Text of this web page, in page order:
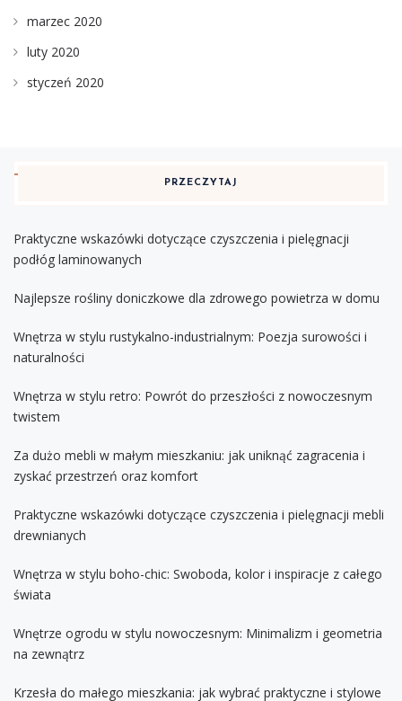
marzec 2020
luty 2020
styczeń 2020
PRZECZYTAJ
Praktyczne wskazówki dotyczące czyszczenia i pielęgnacji
podłóg laminowanych
Najlepsze rośliny doniczkowe dla zdrowego powietrza w domu
Wnętrza w stylu rustykalno-industrialnym: Poezja surowości i
naturalności
Wnętrza w stylu retro: Powrót do przeszłości z nowoczesnym
twistem
Za dużo mebli w małym mieszkaniu: jak uniknąć zagracenia i
zyskać przestrzeń oraz komfort
Praktyczne wskazówki dotyczące czyszczenia i pielęgnacji mebli
drewnianych
Wnętrza w stylu boho-chic: Swoboda, kolor i inspiracje z całego
świata
Wnętrze ogrodu w stylu nowoczesnym: Minimalizm i geometria
na zewnątrz
Krzesła do małego mieszkania: jak wybrać praktyczne i stylowe